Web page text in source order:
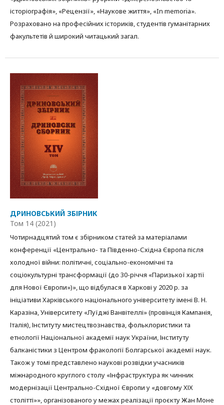
історіографія», «Рецензії», «Наукове життя», «In memoria».
Розраховано на професійних істориків, студентів гуманітарних
факультетів й широкий читацький загал.
ДРИНОВСЬКИЙ ЗБІРНИК
Том 14 (2021)
Чотирнадцятий том є збірником статей за матеріалами
конференції «Центрально- та Південно-Східна Європа після
холодної війни: політичні, соціально-економічні та
соціокультурні трансформації (до 30-річчя «Паризької хартії
для Нової Європи»)», що відбулася в Харкові у 2020 р. за
ініціативи Харківського національного університету імені В. Н.
Каразіна, Університету «Луїджі Ванвітеллі» (провінція Кампанія,
Італія), Інституту мистецтвознавства, фольклористики та
етнології Національної академії наук України, Інституту
балканістики з Центром фракології Болгарської академії наук.
Також у томі представлено наукові розвідки учасників
міжнародного круглого столу «Інфраструктура як чинник
модернізації Центрально-Східної Європи у «довгому ХІХ
столітті»», організованого у межах реалізації проєкту Жан Моне